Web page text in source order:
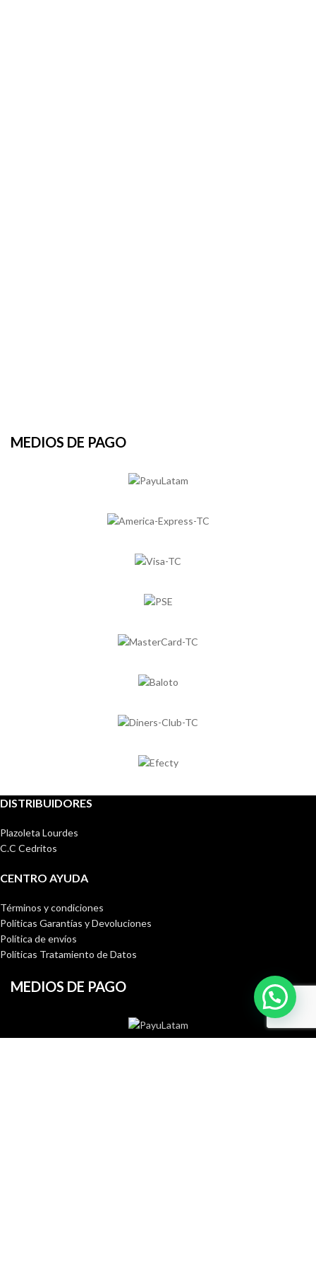
MEDIOS DE PAGO
DISTRIBUIDORES
Plazoleta Lourdes
C.C Cedritos
CENTRO AYUDA
Términos y condiciones
Políticas Garantías y Devoluciones
Política de envíos
Políticas Tratamiento de Datos
MEDIOS DE PAGO